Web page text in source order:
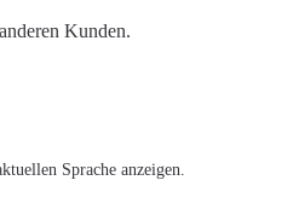
Kunden.
Sprache anzeigen.